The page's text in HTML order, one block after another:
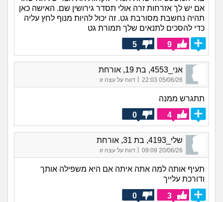
אם יש לך אזרחות זרה אולי תסדר גירושין שם. האישה כאן
תהיה נחשבת מסורבת גט. זה יכול להיות מנוף לחץ עליה
כדי להסכים לתנאים שלך תמורת גט
9
5
אני_4553, בת 19, אורחת
05/06/26 22:03 דווח על עצה זו
תתגרש ממנה
4
0
שלי_4193, בת 31, אורחת
20/06/26 09:09 דווח על עצה זו
תעיף אותה למה אתה איתה אם היא משפילה אותך
ודורכת עלייך
3
0